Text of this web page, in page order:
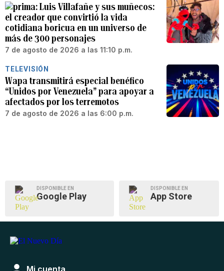
Luis Villafañe y sus muñecos:
el creador que convirtió la vida
cotidiana boricua en un universo de
más de 300 personajes
7 de agosto de 2026 a las 11:10 p.m.
TELEVISIÓN
Wapa transmitirá especial benéfico
“Unidos por Venezuela” para apoyar a
afectados por los terremotos
7 de agosto de 2026 a las 6:00 p.m.
DISPONIBLE EN
Google Play
DISPONIBLE EN
App Store